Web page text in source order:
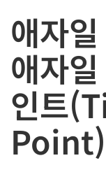
애자
애자
인트
Point)